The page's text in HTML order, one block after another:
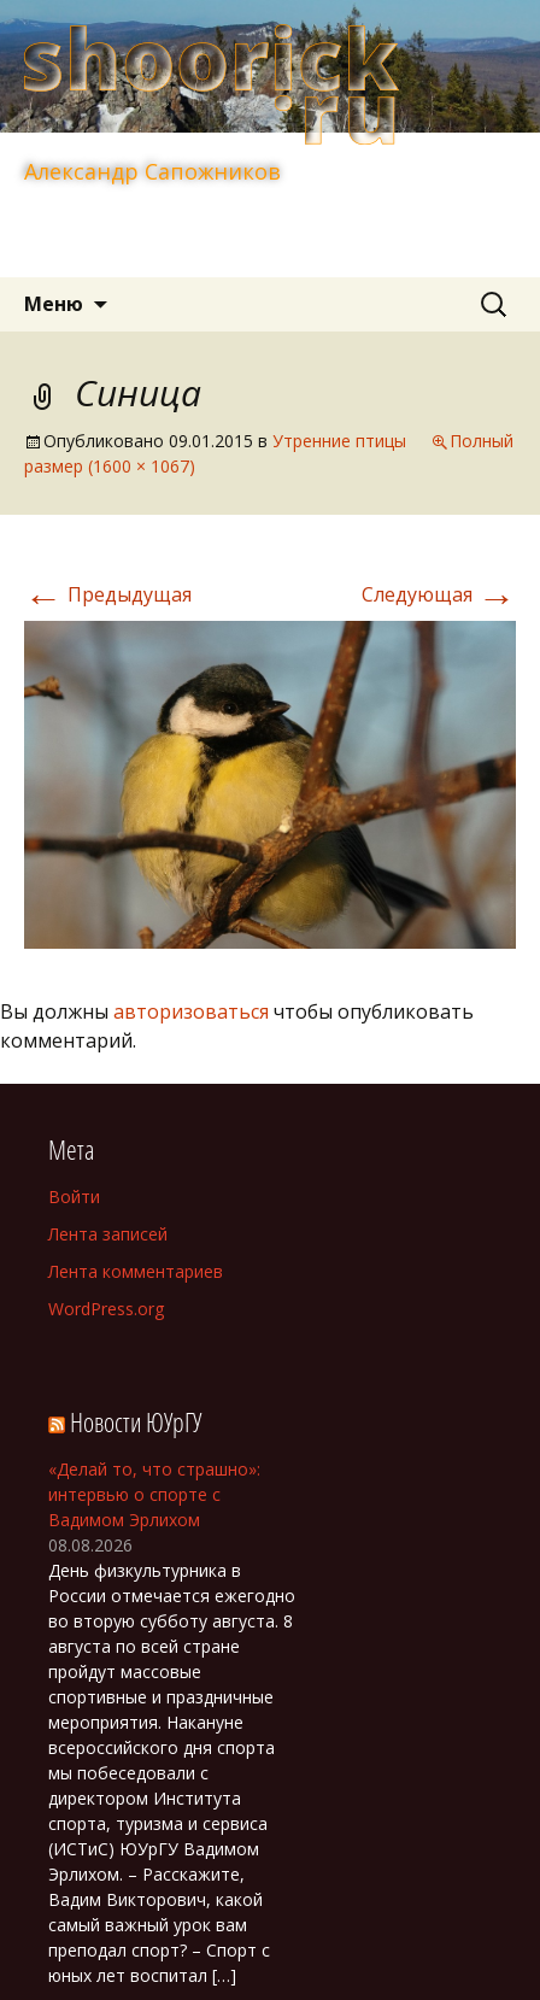
Александр Сапожников
Меню Найти:
Синица
Опубликовано 09.01.2015 в Утренние птицы
Полный
размер (1600 × 1067)
← Предыдущая Следующая →
Вы должны авторизоваться чтобы опубликовать
комментарий.
Мета
Войти
Лента записей
Лента комментариев
WordPress.org
Новости ЮУрГУ
«Делай то, что страшно»:
интервью о спорте с
Вадимом Эрлихом
08.08.2026
День физкультурника в
России отмечается ежегодно
во вторую субботу августа. 8
августа по всей стране
пройдут массовые
спортивные и праздничные
мероприятия. Накануне
всероссийского дня спорта
мы побеседовали с
директором Института
спорта, туризма и сервиса
(ИСТиС) ЮУрГУ Вадимом
Эрлихом. – Расскажите,
Вадим Викторович, какой
самый важный урок вам
преподал спорт? – Спорт с
юных лет воспитал […]